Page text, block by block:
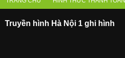
Truyền hình Hà Nội 1 ghi hình